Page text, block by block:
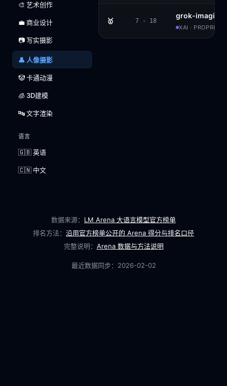
🎨 艺术创作
💼 商业设计
📷 写实摄影
👤 人像摄影
🤡 卡通动漫
🧊 3D建模
🔤 文字渲染
语言
🇬🇧 英语
🇨🇳 中文
🥇 7 - 18
grok-
XAI ·
数据来源： LM Arena 大语言模型官方榜单
排名方法： 沿用官方榜单公开的 Arena 得分与排名口径
完整说明： Arena 数据与方法说明
最近数据同步： 2026-02-02